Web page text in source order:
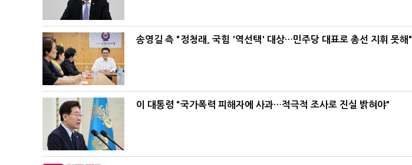
송영길 측 "정청래, 국힘 '역선택' 대상…민주당 대표로 총선 지휘 못해"
이 대통령 "국가폭력 피해자에 사과…적극적 조사로 진실 밝혀야"